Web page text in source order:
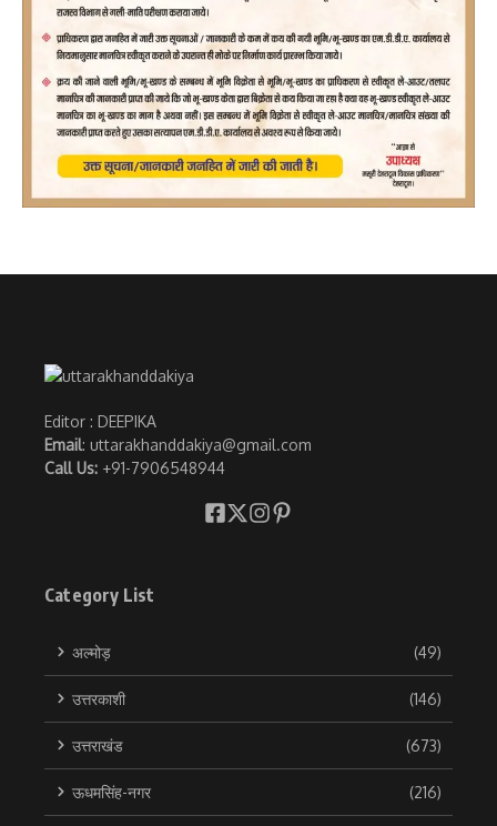
Editor : DEEPIKA
Email: uttarakhanddakiya@gmail.com
Call Us: +91-7906548944
Category List
अल्मोड़ (49)
उत्तरकाशी (146)
उत्तराखंड (673)
ऊधमसिंह-नगर (216)